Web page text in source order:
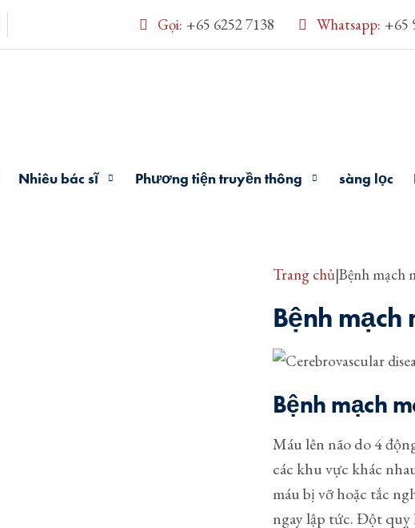
Gọi: +65 6252 7138 Whatsapp: +65
Nhiêu bác sĩ Phương tiện truyền thông sàng lọc
Trang chủ|Bệnh mạch
Bệnh mạch
Bệnh mạch
Máu lên não do 4
các khu vực khác
máu bị vỡ hoặc tắc
ngay lập tức. Đột quỵ